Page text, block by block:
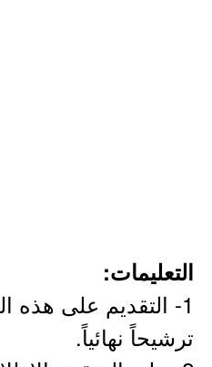
التعليمات:
1- التقديم على هذه
ترشيحاً نهائياً.